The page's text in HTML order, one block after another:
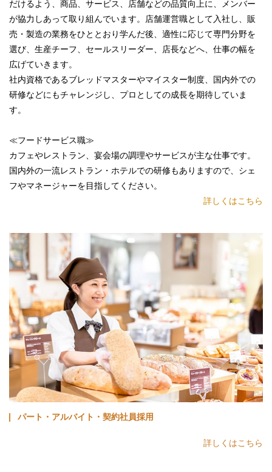
だけるよう、商品、サービス、店舗などの品質向上に、メンバー
が協力しあって取り組んでいます。店舗運営職として入社し、販
売・製造の業務をひととおり学んだ後、適性に応じて専門分野を
選び、生産チーフ、セールスリーダー、店長などへ、仕事の幅を
広げていきます。
社内資格であるブレッドマスターやマイスター制度、国内外での
研修などにもチャレンジし、プロとしての成長を期待していま
す。
≪フードサービス職≫
カフェやレストラン、宴会場の調理やサービスが主な仕事です。
国内外の一流レストラン・ホテルでの研修もありますので、シェ
フやマネージャーを目指してください。
詳しくはこちら
パート・アルバイト・契約社員採用
詳しくはこちら